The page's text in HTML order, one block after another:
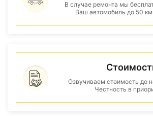
В случае ремонта мы
Ваш автомобиль до 50
Озвучиваем стоимость до
Честность в